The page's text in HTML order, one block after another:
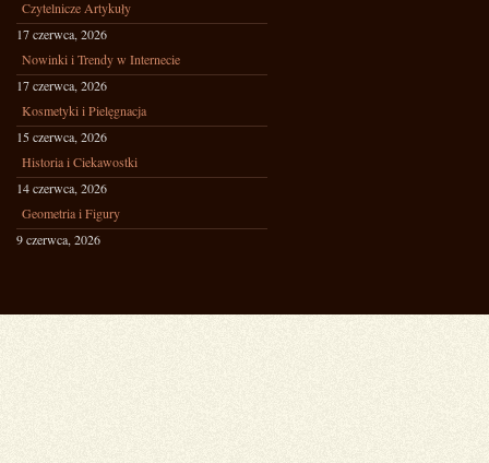
Czytelnicze Artykuły
17 czerwca, 2026
Nowinki i Trendy w Internecie
17 czerwca, 2026
Kosmetyki i Pielęgnacja
15 czerwca, 2026
Historia i Ciekawostki
14 czerwca, 2026
Geometria i Figury
9 czerwca, 2026